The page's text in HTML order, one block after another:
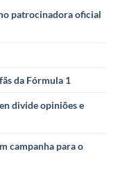
patrocinadora oficial
da Fórmula 1
divide opiniões e
campanha para o